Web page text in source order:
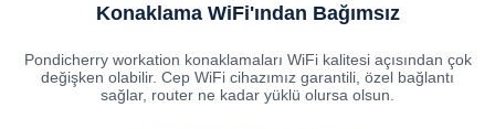
Konaklama WiFi'ından Bağımsız
Pondicherry workation konaklamaları WiFi kalitesi açısından çok
değişken olabilir. Cep WiFi cihazımız garantili, özel bağlantı
sağlar, router ne kadar yüklü olursa olsun.